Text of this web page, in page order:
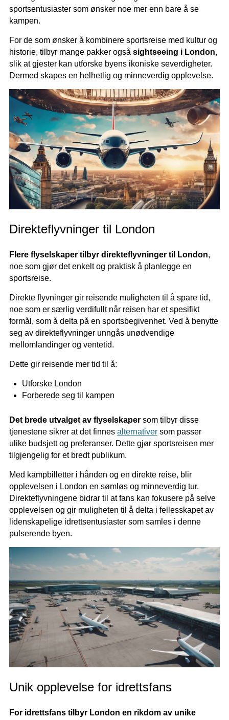
sportsentusiaster som ønsker noe mer enn bare å se
kampen.
For de som ønsker å kombinere sportsreise med kultur og
historie, tilbyr mange pakker også sightseeing i London,
slik at gjester kan utforske byens ikoniske severdigheter.
Dermed skapes en helhetlig og minneverdig opplevelse.
Direkteflyvninger til London
Flere flyselskaper tilbyr direkteflyvninger til London,
noe som gjør det enkelt og praktisk å planlegge en
sportsreise.
Direkte flyvninger gir reisende muligheten til å spare tid,
noe som er særlig verdifullt når reisen har et spesifikt
formål, som å delta på en sportsbegivenhet. Ved å benytte
seg av direkteflyvninger unngås unødvendige
mellomlandinger og ventetid.
Dette gir reisende mer tid til å:
Utforske London
Forberede seg til kampen
Det brede utvalget av flyselskapersom tilbyr disse
tjenestene sikrer at det finnes alternativersom passer
ulike budsjett og preferanser. Dette gjør sportsreisen mer
tilgjengelig for et bredt publikum.
Med kampbilletter i hånden og en direkte reise, blir
opplevelsen i London en sømløs og minneverdig tur.
Direkteflyvningene bidrar til at fans kan fokusere på selve
opplevelsen og gir muligheten til å delta i fellesskapet av
lidenskapelige idrettsentusiaster som samles i denne
pulserende byen.
Unik opplevelse for idrettsfans
For idrettsfans tilbyr London en rikdom av unike